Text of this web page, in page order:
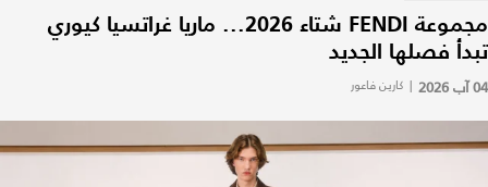
مجموعة FENDI شتاء 2026... ماريا غراتسيا كيوري
تبدأ فصلها الجديد
04 آب 2026 | كارين فاعور